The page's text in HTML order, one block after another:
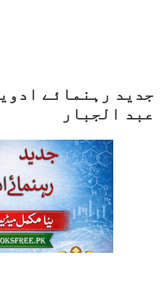
جدید رہنمائے
عبد الجبار